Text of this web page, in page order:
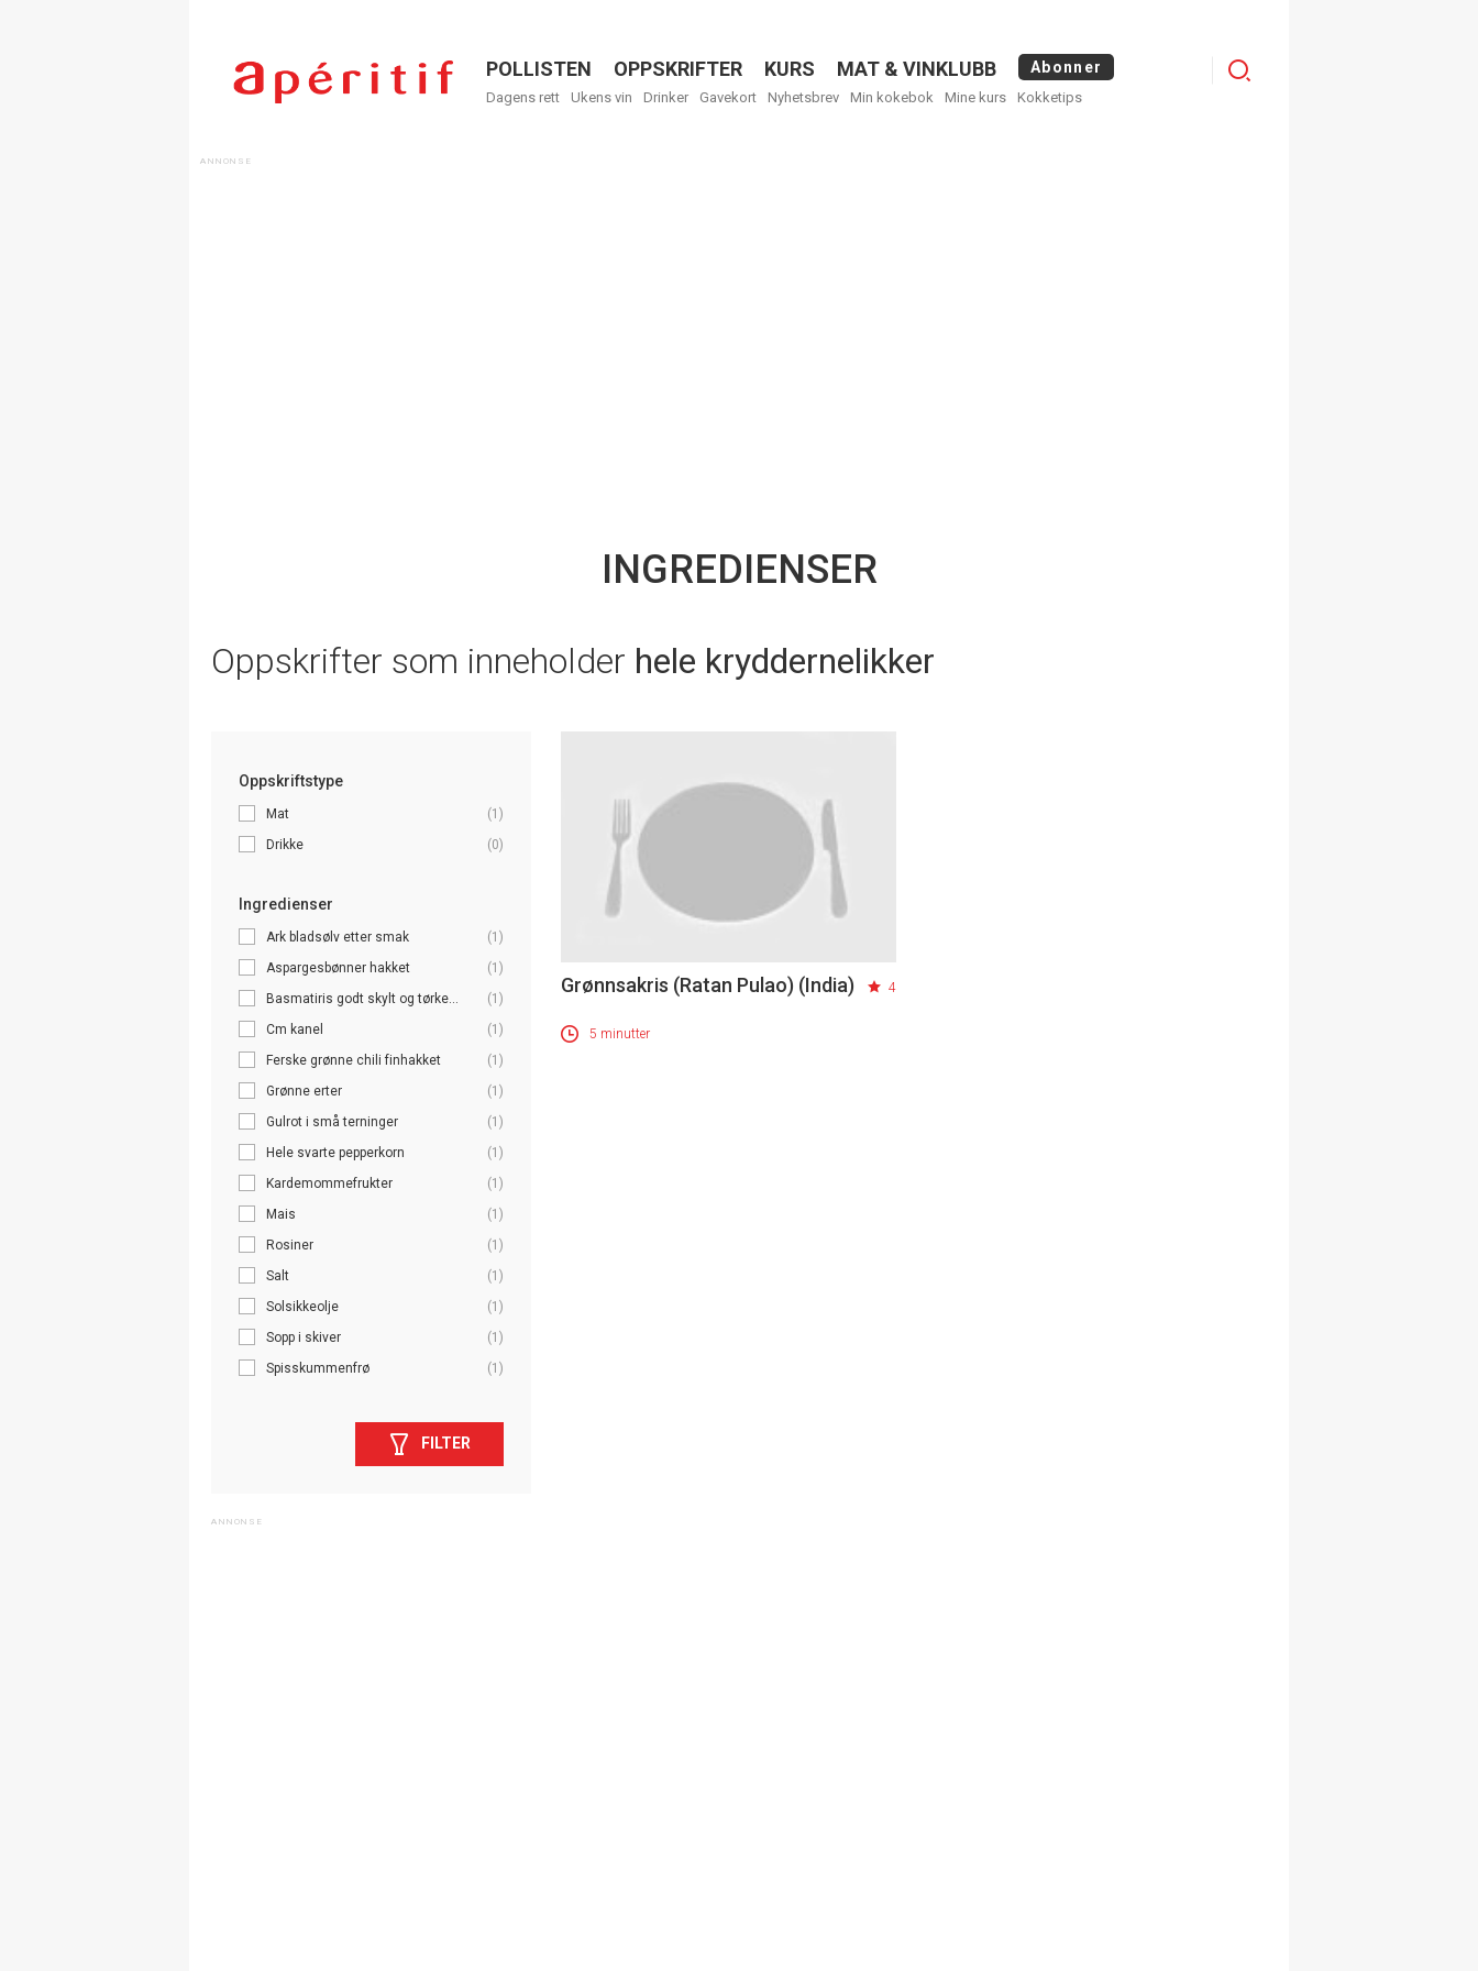
Menu
POLLISTEN OPPSKRIFTER KURS MAT & VINKLUBB Abonner
Dagens rett Ukens vin Drinker Gavekort Nyhetsbrev Min kokebok Mine kurs Kokketips
Logg
INGREDIENSER
Oppskrifter som inneholder hele kryddernelikker
Oppskriftstype
Mat
(1)
Drikke
(0)
Ingredienser
Ark bladsølv etter smak
(1)
Aspargesbønner hakket
(1)
Basmatiris godt skylt og tørke...
(1)
Cm kanel
(1)
Ferske grønne chili finhakket
(1)
Grønne erter
(1)
Gulrot i små terninger
(1)
Hele svarte pepperkorn
(1)
Kardemommefrukter
(1)
Mais
(1)
Rosiner
(1)
Salt
(1)
Solsikkeolje
(1)
Sopp i skiver
(1)
Spisskummenfrø
(1)
FILTER
Grønnsakris (Ratan Pulao) (India) 4
5 minutter